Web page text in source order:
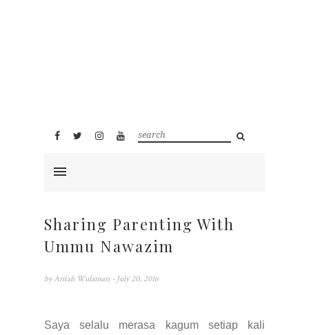
Sharing Parenting With
Ummu Nawazim
by Arifah Wulansari - July 20, 2016
Saya selalu merasa kagum setiap kali